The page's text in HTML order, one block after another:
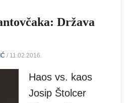
Država
/ 11.02.2016.
Haos vs. kaos
Josip Štolcer